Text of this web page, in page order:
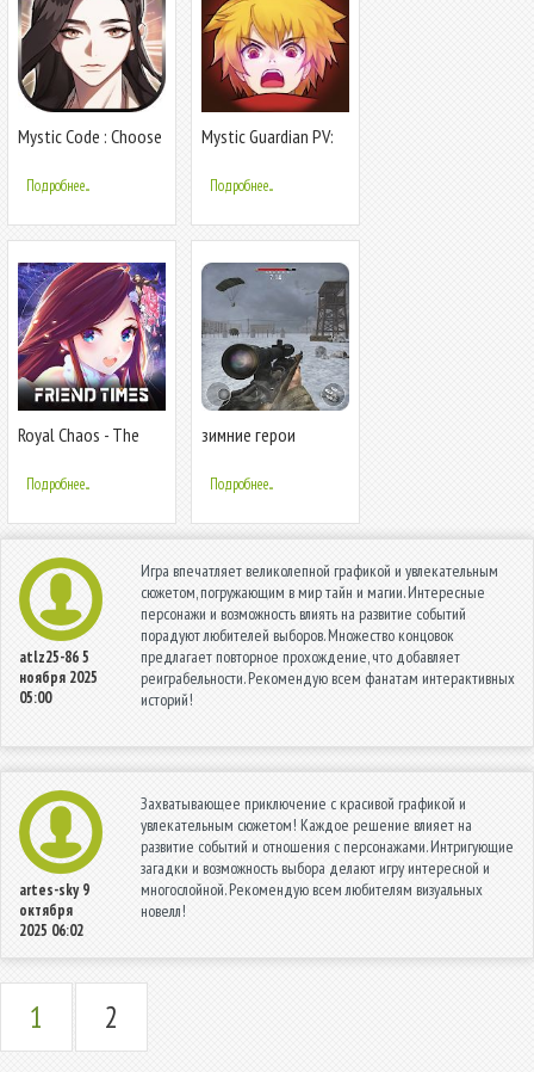
Mystic Code : Choose
Подробнее...
Mystic Guardian PV:
RPG
Подробнее...
Royal Chaos - The
Romance
Подробнее...
зимние герои
войны - Стрелялки
Подробнее...
atlz25-865
ноября 2025
05:00
Игра впечатляет великолепной графикой и увлекательным
сюжетом, погружающим в мир тайн и магии. Интересные
персонажи и возможность влиять на развитие событий
порадуют любителей выборов. Множество концовок
предлагает повторное прохождение, что добавляет
реиграбельности. Рекомендую всем фанатам интерактивных
историй!
artes-sky 9
октября
2025 06:02
Захватывающее приключение с красивой графикой и
увлекательным сюжетом! Каждое решение влияет на
развитие событий и отношения с персонажами. Интригующие
загадки и возможность выбора делают игру интересной и
многослойной. Рекомендую всем любителям визуальных
новелл!
1 2